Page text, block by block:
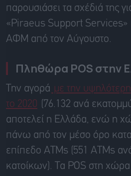
παρουσιάσει τα σχέδιά της
«Piraeus Support Services»
ΑΦΜ από τον Αύγουστο.
Πληθώρα POS στην
Την αγορά με την
το 2020
(76.132 ανά
αποτελεί η Ελλάδα, ενώ η
πάνω από τον μέσο όρο
επίπεδο ATMs (551 ATMs
κατοίκων). Τα POS στη